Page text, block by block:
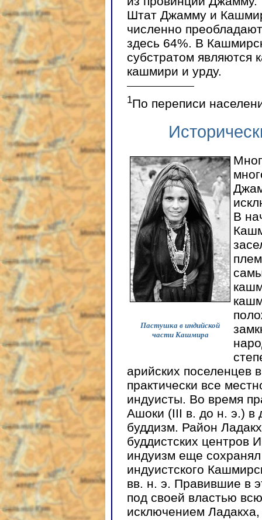
Штат Джамму и
численно
здесь 64%. В
субстратом
кашмири и урду.
1По переписи
Пастушка в индийской
части Кашмира
В
арийских поселенцев
практически все
индуисты. Во время
Ашоки (III в. до н. э.) в
буддизм. Район
буддистских центров
индуизм еще
индуистского
вв. н. э. Правившие в
под своей властью
исключением